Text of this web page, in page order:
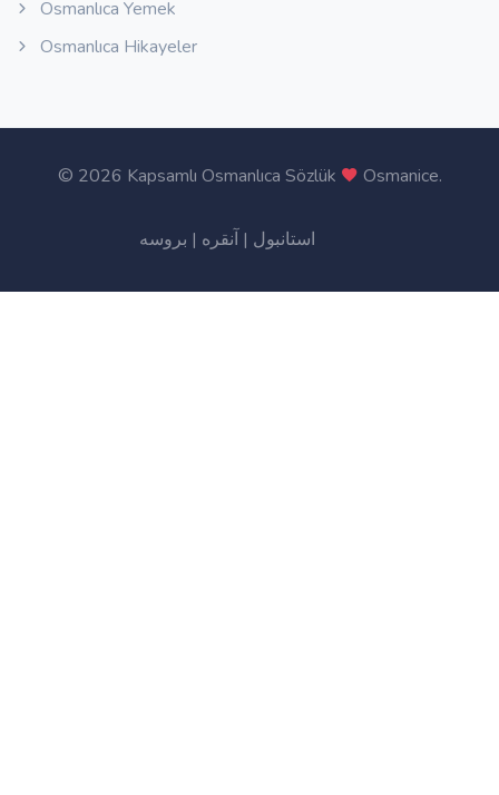
Osmanlıca Yemek
Osmanlıca Hikayeler
© 2026 Kapsamlı Osmanlıca Sözlük Osmanice.
استانبول | آنقره | بروسه